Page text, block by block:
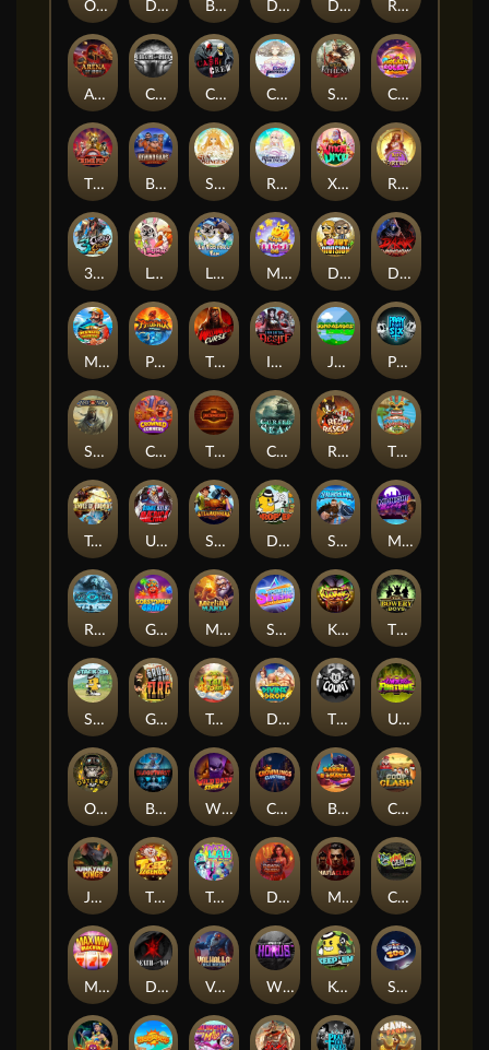
TIGER LEGENDS
DEAL WITH DEATH
Darkside Prairie: Magical Beast
Jumpasaurs
The Jack & Rose
Crowned Corners
Gobstopper Grind
Crownlings Clusters
Midnight Mirage
Tikitopia BoosterBelt
Demon Queen
The Crime File Behind Bars: Masterplan
Opa Santorini!
Arena of Iron
THE COUNT
Superstar Sevens
PRAY FOR SIX
CIRCLE OF LIFE
RAINBOW PRINCESS
STEAMRUNNERS
SUN PRINCESS
SPEAR OF ATHENA
STORMBORN
THE WILDWOOD CURSE
Ultimate Slot of America
Phoenix
Cash Crew
Divine Drop
Magic Piggy OG
Rise of Fortuna
LE FOOTBALL FAN
Merlin's Mania
Valhalla: Wild Winter
Blaze Buddies
Coop Clash
Chocolate Rocket
Grug Make Fire
Sand and Ashes Red Rascal™
3 Cursed Chests™
Death Becomes You
Max Win Machine Keep 'em
Barrel Bonanza
Wild Dojo Strike
Space Zoo
Junkyard Kings
Dark Spiral
Le Bunny
Rotten
Marlin Master
Xmas Drop
Bloodthirst
Undead Fortune
Chaos Crew
Tai The Toad
Klowns
Immortal Desire
Stack'em
Temple of Torment
Cursed Seas
Dark Summoning
Cloud Princess
Drop'em
Twisted Lab
Outlasw Inc
Donut Division
The Bowery Boys
Rise of Ymir
Wings of Horus
Mafia Clash